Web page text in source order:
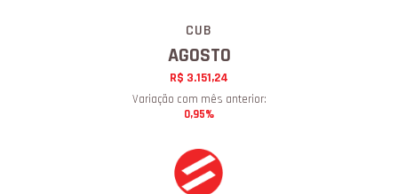
CUB
AGOSTO
R$ 3.151,24
Variação com mês anterior:
0,95%